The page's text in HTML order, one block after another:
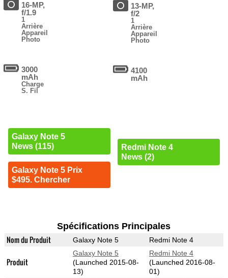
16-MP,
f/1.9
1
Arrière
Appareil
Photo
3000
mAh
Charge
S. Fil
Galaxy Note 5
News (115)
Galaxy Note 5 Prix
$495. Chercher
13-MP,
f/2
1
Arrière
Appareil
Photo
4100
mAh
Redmi Note 4
News (2)
Spécifications Principales
Nom du Produit Galaxy Note 5 Redmi Note 4
Produit
Galaxy Note 5
(Launched 2015-08-
13)
Redmi Note 4
(Launched 2016-08-
01)